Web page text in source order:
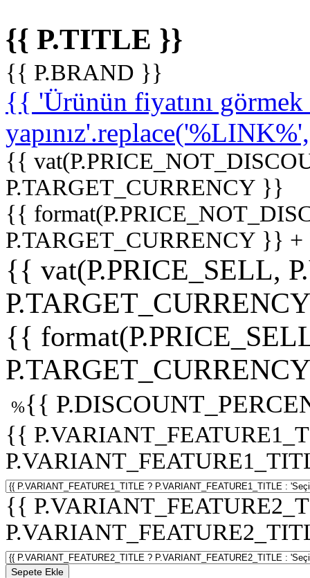
{{ P.TITLE }}
{{ P.BRAND }}
{{ 'Ürünün fiyatını
{{
P.TARGET_CURRENCY }}
{{
P.TARGET_CURRENCY }}
{{ vat(P.PRICE_SELL,
{{
%{{
{{
{{
Sepete Ekle